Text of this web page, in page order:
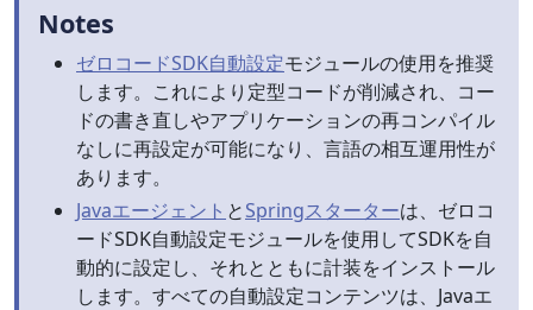
Notes
ゼロコードSDK自動設定モジュールの使用を推奨
します。これにより定型コードが削減され、コー
ドの書き直しやアプリケーションの再コンパイル
なしに再設定が可能になり、言語の相互運用性が
あります。
Javaエージェント とSpringスターターは、ゼロコ
ードSDK自動設定モジュールを使用してSDKを自
動的に設定し、それとともに計装をインストール
します。すべての自動設定コンテンツは、Javaエ